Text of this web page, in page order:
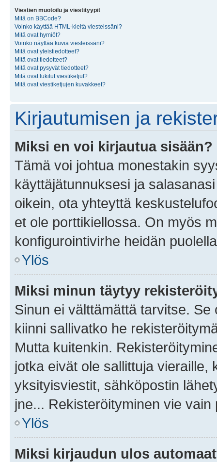
Viestien muotoilu ja viestityypit
Mitä on BBCode?
Voinko käyttää HTML-kieltä viesteissäni?
Mitä ovat hymiöt?
Voinko näyttää kuvia viesteissäni?
Mitä ovat yleistiedotteet?
Mitä ovat tiedotteet?
Mitä ovat pysyvät tiedotteet?
Mitä ovat lukitut viestiketjut?
Mitä ovat viestiketjujen kuvakkeet?
Kirjautumisen ja
Miksi en voi kirjautua sisään?
Tämä voi johtua monestakin
käyttäjätunnuksesi ja
oikein, ota yhteyttä
et ole porttikiellossa. On myös
konfigurointivirhe heidän
Ylös
Miksi minun täytyy
Sinun ei välttämättä tarvitse.
kiinni sallivatko he
Mutta kuitenkin.
jotka eivät ole sallittuja vieraille,
yksityisviestit, sähköpostin
jne... Rekisteröityminen vie
Ylös
Miksi kirjaudun ulos